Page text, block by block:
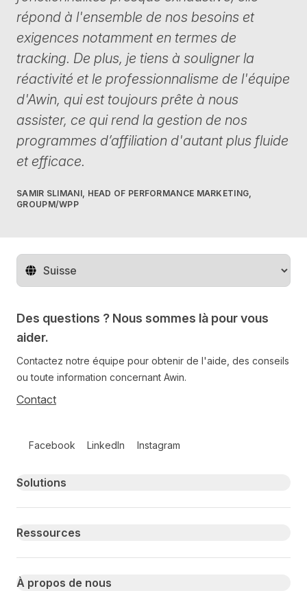
répond à l'ensemble de nos besoins et
exigences notamment en termes de
tracking. De plus, je tiens à souligner la
réactivité et le professionnalisme de l'équipe
d'Awin, qui est toujours prête à nous
assister, ce qui rend la gestion de nos
programmes d’affiliation d'autant plus fluide
et efficace.
SAMIR SLIMANI, HEAD OF PERFORMANCE MARKETING,
GROUPM/WPP
Changer de pays
Des questions ? Nous sommes là pour vous
aider.
Contactez notre équipe pour obtenir de l'aide, des conseils
ou toute information concernant Awin.
Contact
Facebook LinkedIn Instagram
Primary footer navigation
Solutions
Ressources
À propos de nous